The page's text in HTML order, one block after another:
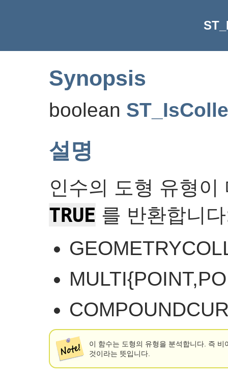
Synopsis
boolean
설명
인수의 도형 유형
TRUE 를 반환합니
이 함수는 도형의 유형을 분석합니다. 즉
것이라는 뜻입니다.